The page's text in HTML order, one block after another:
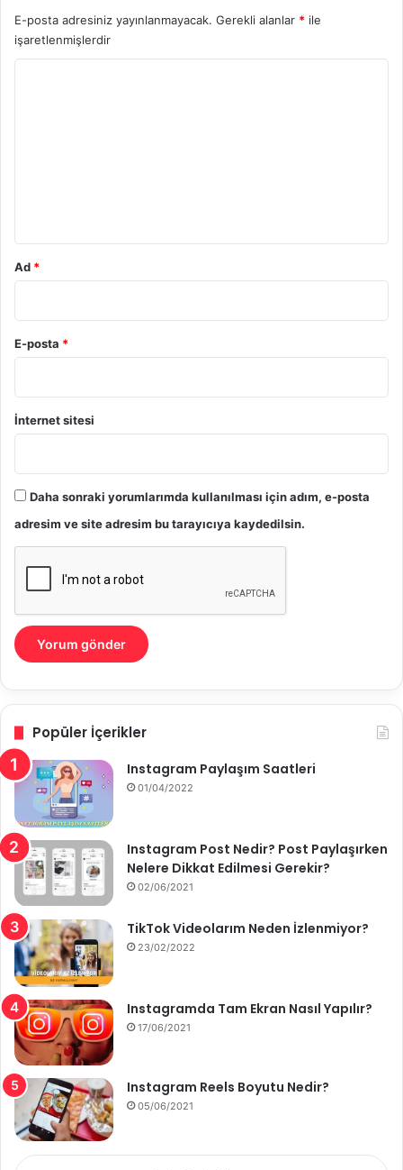
E-posta adresiniz yayınlanmayacak. Gerekli alanlar * ile
işaretlenmişlerdir
Ad *
E-posta *
İnternet sitesi
Daha sonraki yorumlarımda kullanılması için adım, e-posta
adresim ve site adresim bu tarayıcıya kaydedilsin.
Popüler İçerikler
Instagram Paylaşım Saatleri
01/04/2022
Instagram Post Nedir? Post Paylaşırken
Nelere Dikkat Edilmesi Gerekir?
02/06/2021
TikTok Videolarım Neden İzlenmiyor?
23/02/2022
Instagramda Tam Ekran Nasıl Yapılır?
17/06/2021
Instagram Reels Boyutu Nedir?
05/06/2021